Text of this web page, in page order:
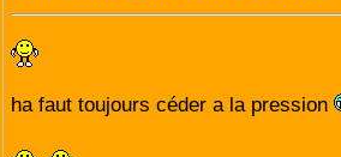
ha faut toujours céder a la pression